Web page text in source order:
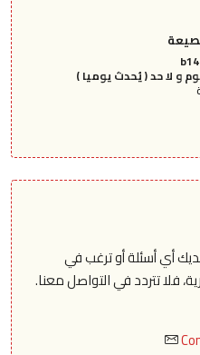
و لا حد ( يُحدث يوميا )
أي أسئلة أو ترغب في
فلا تتردد في التواصل معنا.